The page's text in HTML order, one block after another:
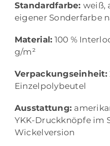
Standardfarbe: weiß,
eigener Sonderfarbe
Material: 100 %
g/m²
Verpackungseinheit:
Einzelpolybeutel
Ausstattung:
YKK-Druckknöpfe im
Wickelversion